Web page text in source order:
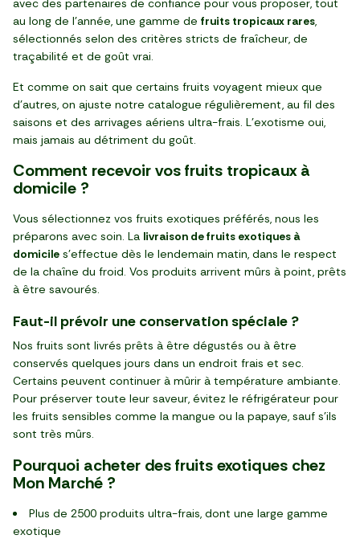
au long de l’année, une gamme de fruits tropicaux rares
sélectionnés selon des critères stricts de fraîcheur, de
traçabilité et de goût vrai.
Et comme on sait que certains fruits voyagent mieux que
d’autres, on ajuste notre catalogue régulièrement, au fil des
saisons et des arrivages aériens ultra-frais. L’exotisme oui,
mais jamais au détriment du goût.
Comment recevoir vos fruits tropicaux à
domicile ?
Vous sélectionnez vos fruits exotiques préférés, nous les
préparons avec soin. La livraison de fruits exotiques à
domicile s’effectue dès le lendemain matin, dans le respect
de la chaîne du froid. Vos produits arrivent mûrs à point, prêts
à être savourés.
Faut-il prévoir une conservation spéciale ?
Nos fruits sont livrés prêts à être dégustés ou à être
conservés quelques jours dans un endroit frais et sec.
Certains peuvent continuer à mûrir à température ambiante.
Pour préserver toute leur saveur, évitez le réfrigérateur pour
les fruits sensibles comme la mangue ou la papaye, sauf s’ils
sont très mûrs.
Pourquoi acheter des fruits exotiques chez
Mon Marché ?
Plus de 2500 produits ultra-frais, dont une large gamme
exotique